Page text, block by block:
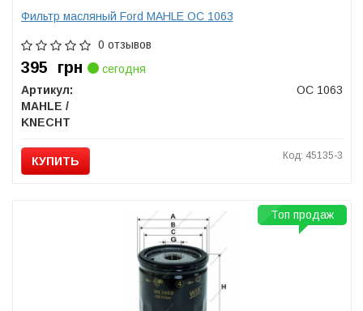
Фильтр масляный Ford MAHLE OC 1063
0 отзывов
395 грн
сегодня
Артикул:
OC 1063
MAHLE /
KNECHT
КУПИТЬ Код: 45135-3
Топ продаж